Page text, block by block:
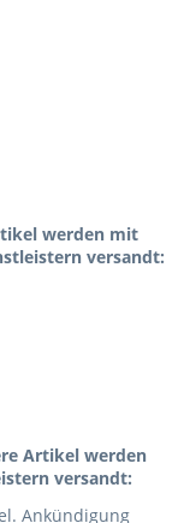
werden mit
versandt:
Artikel werden
versandt:
Ankündigung